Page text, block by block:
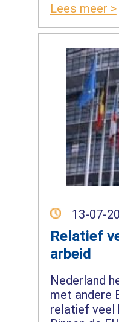
Lees meer >
13-07-
Relatief
arbeid
Nederland
met andere
relatief veel